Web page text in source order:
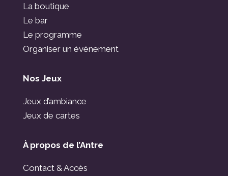
La boutique
Le bar
Le programme
Organiser un événement
Nos Jeux
Jeux d’ambiance
Jeux de cartes
À propos de l’Antre
Contact & Accès